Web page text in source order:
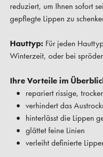
reduziert, um Ihnen sofort
gepflegte Lippen zu
Hauttyp: Für jeden
Winterzeit, oder bei
Ihre Vorteile im
repariert rissige,
verhindert das
hinterlässt die Lippen
glättet feine Linien
verleiht definierte